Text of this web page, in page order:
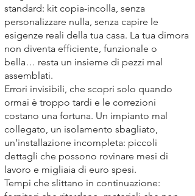
standard: kit copia-incolla, senza
personalizzare nulla, senza capire le
esigenze reali della tua casa. La tua dimora
non diventa efficiente, funzionale o
bella… resta un insieme di pezzi mal
assemblati.
Errori invisibili, che scopri solo quando
ormai è troppo tardi e le correzioni
costano una fortuna. Un impianto mal
collegato, un isolamento sbagliato,
un’installazione incompleta: piccoli
dettagli che possono rovinare mesi di
lavoro e migliaia di euro spesi.
Tempi che slittano in continuazione: